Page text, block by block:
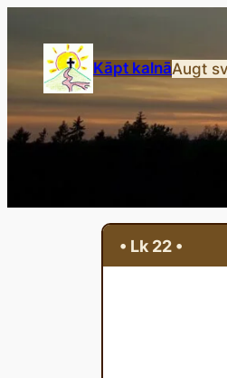
treści
Kāpt kalnāAugt
• Lk 22 •